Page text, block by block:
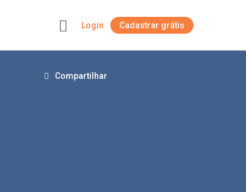
Login Cadastrar grátis
Compartilhar